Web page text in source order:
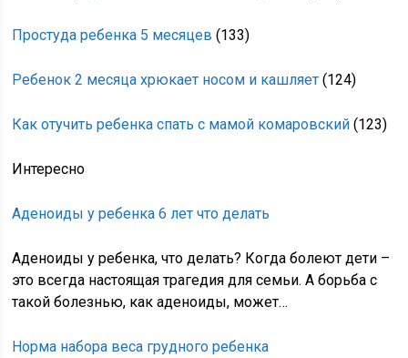
Простуда ребенка 5 месяцев (133)
Ребенок 2 месяца хрюкает носом и кашляет (124)
Как отучить ребенка спать с мамой комаровский (123)
Интересно
Аденоиды у ребенка 6 лет что делать
Аденоиды у ребенка, что делать? Когда болеют дети –
это всегда настоящая трагедия для семьи. А борьба с
такой болезнью, как аденоиды, может…
Норма набора веса грудного ребенка